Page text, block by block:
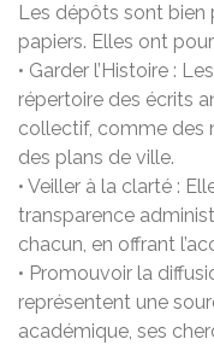
Les dépôts sont
papiers. Elles ont
• Garder l’Histoire :
répertoire des écrits
collectif, comme des
des plans de ville.
• Veiller à la clarté :
transparence
chacun, en offrant
• Promouvoir la
représentent une
académique, ses